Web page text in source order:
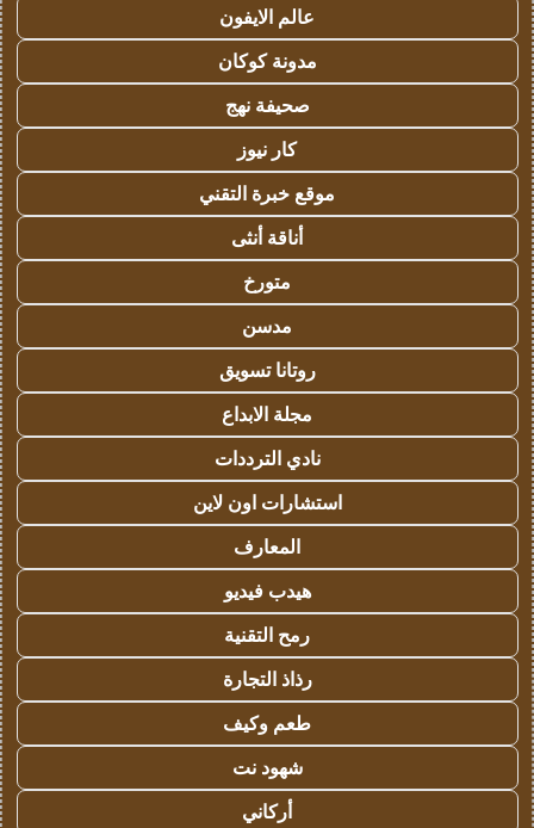
عالم الايفون
مدونة كوكان
صحيفة نهج
كار نيوز
موقع خبرة التقني
أناقة أنثى
متورخ
مدسن
روتانا تسويق
مجلة الابداع
نادي الترددات
استشارات اون لاين
المعارف
هيدب فيديو
رمح التقنية
رذاذ التجارة
طعم وكيف
شهود نت
أركاني